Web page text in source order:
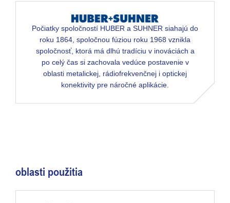
Počiatky spoločností HUBER a SUHNER siahajú do
roku 1864, spoločnou fúziou roku 1968 vznikla
spoločnosť, ktorá má dlhú tradíciu v inováciách a
po celý čas si zachovala vedúce postavenie v
oblasti metalickej, rádiofrekvenčnej i optickej
konektivity pre náročné aplikácie.
oblasti použitia